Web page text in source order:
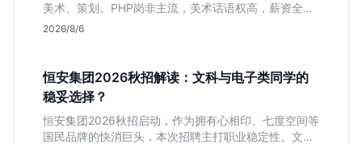
美术、策划。PHP岗非主流，美术话语权高，薪资全面
面议。适合想接触项目全流程的应届生，追求大厂光环
2026/8/6
恒安集团2026秋招解读：文科与电子类同学的
稳妥选择？
恒安集团2026秋招启动，作为拥有心相印、七度空间等
国民品牌的快消巨头，本次招聘主打职业稳定性。文章